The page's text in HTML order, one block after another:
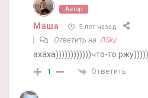
Автор
Маша 5 лет назад
Ответить наЛSky
ахаха))))))))))))что-то
1 Ответить